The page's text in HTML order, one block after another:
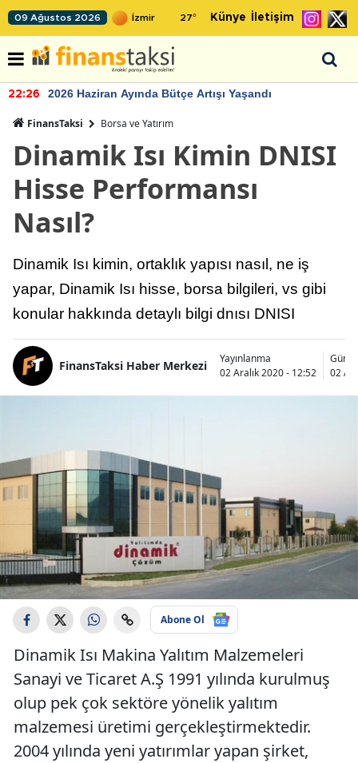
09 Ağustos 2026 27° Künye İletişim
22:26 2026 Haziran Ayında Bütçe Artışı Yaşandı
FinansTaksi Borsa ve Yatırım
Dinamik Isı Kimin DNISI
Hisse Performansı
Nasıl?
Dinamik Isı kimin, ortaklık yapısı nasıl, ne iş
yapar, Dinamik Isı hisse, borsa bilgileri, vs gibi
konular hakkında detaylı bilgi dnısı DNISI
FinansTaksi Haber Merkezi
Yayınlanma
02 Aralık 2020 - 12:52
02
Abone Ol
Dinamik Isı Makina Yalıtım Malzemeleri
Sanayi ve Ticaret A.Ş 1991 yılında kurulmuş
olup pek çok sektöre yönelik yalıtım
malzemesi üretimi gerçekleştirmektedir.
2004 yılında yeni yatırımlar yapan şirket,